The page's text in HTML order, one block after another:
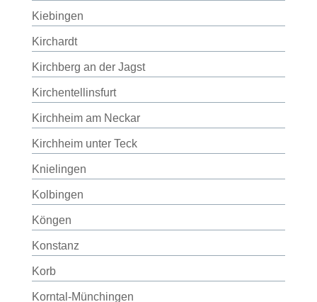
Kiebingen
Kirchardt
Kirchberg an der Jagst
Kirchentellinsfurt
Kirchheim am Neckar
Kirchheim unter Teck
Knielingen
Kolbingen
Köngen
Konstanz
Korb
Korntal-Münchingen